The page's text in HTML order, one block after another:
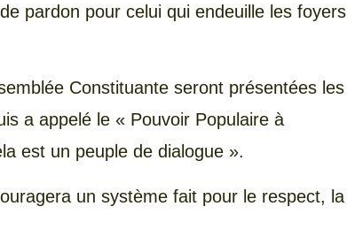
pardon pour celui qui endeuille les foyers
Constituante seront présentées les
a appelé le « Pouvoir Populaire à
est un peuple de dialogue ».
un système fait pour le respect, la